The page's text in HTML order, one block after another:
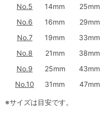
No.5
14mm
25mm
No.6
16mm
29mm
No.7
19mm
33mm
No.8
21mm
38mm
No.9
25mm
43mm
No.10
31mm 47mm
※サイズは目安です。